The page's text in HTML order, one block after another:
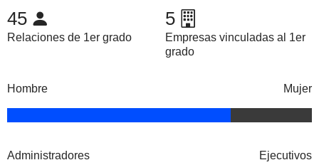
45
Relaciones de 1er grado
5
Empresas vinculadas al 1er
grado
Hombre Mujer
Administradores Ejecutivos